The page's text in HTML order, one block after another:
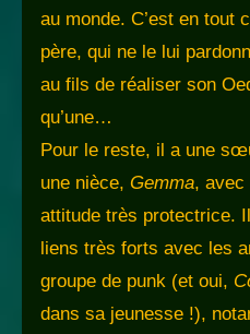
au monde. C’est en tout
père, qui ne le lui
au fils de réaliser son
qu’une…
Pour le reste, il a une
une nièce, Gemma, avec
attitude très protectrice.
liens très forts avec les
groupe de punk (et oui,
dans sa jeunesse !),